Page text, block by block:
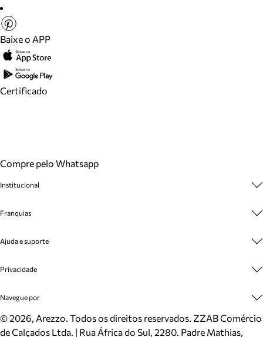
Baixe o APP
Certificado
Compre pelo Whatsapp
Institucional
Cashback
Venda Corporativa
Mapa do Site
Inverno
Mundo Arezzo
Franquias
Plano de Negócio
Ajuda e suporte
Cadastro
Meus Pedidos
Trocas e Devoluções
Cartão Presente
Privacidade
Politica e Privacidade
Navegue por
Sapatos
Bolsas
©2026, Arezzo. Todos os direitos reservados. ZZAB Comércio
de Calçados Ltda. | Rua África do Sul, 2280. Padre Mathias,